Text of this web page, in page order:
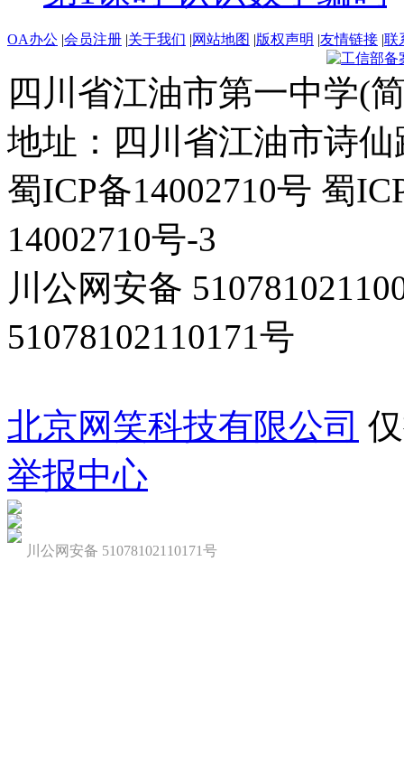
OA办公 |会员注册 |关于我们 |网站地图 |版权声明 |友情链接 |联
四川省江油市第一中学(
地址：四川省江油市诗仙
蜀ICP备14002710号 蜀
14002710号-3
川公网安备
51078102110171号
北京网笑科技有限公司
举报中心
川公网安备 51078102110171号